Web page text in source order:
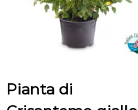
Pianta di